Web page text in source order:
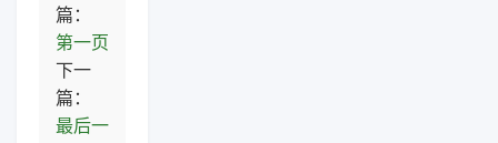
篇：
第一页
下一
篇：
最后一